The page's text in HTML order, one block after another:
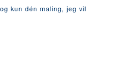
kun dén maling, jeg vil